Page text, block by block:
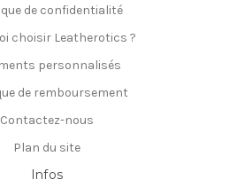
de confidentialité
choisir Leatherotics ?
personnalisés
de remboursement
Contactez-nous
Plan du site
Infos